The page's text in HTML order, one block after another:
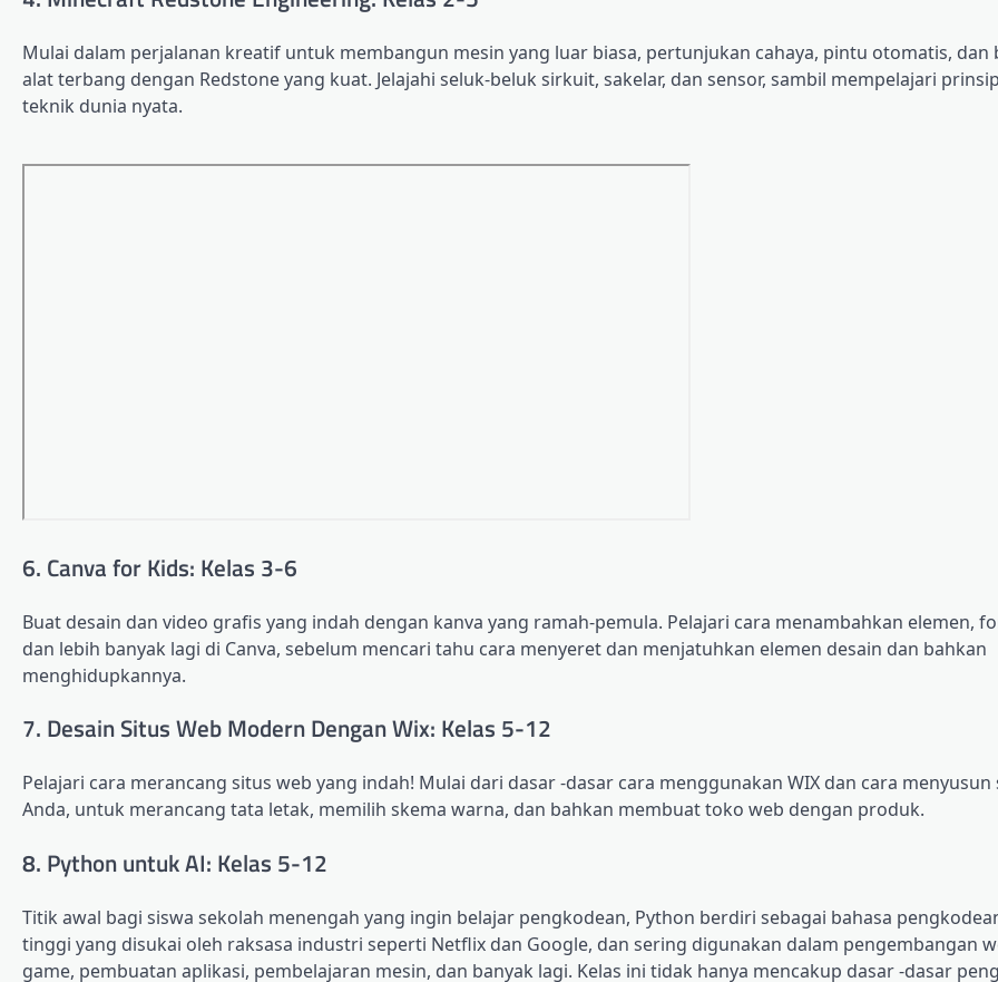
Mulai dalam perjalanan kreatif untuk membangun mesin yang luar biasa, pertunjukan cahaya, pintu otomatis, dan
alat terbang dengan Redstone yang kuat. Jelajahi seluk-beluk sirkuit, sakelar, dan sensor, sambil mempelajari
teknik dunia nyata.
6. Canva for Kids: Kelas 3-6
Buat desain dan video grafis yang indah dengan kanva yang ramah-pemula. Pelajari cara menambahkan elemen,
dan lebih banyak lagi di Canva, sebelum mencari tahu cara menyeret dan menjatuhkan elemen desain dan bahkan
menghidupkannya.
7. Desain Situs Web Modern Dengan Wix: Kelas 5-12
Pelajari cara merancang situs web yang indah! Mulai dari dasar -dasar cara menggunakan WIX dan cara menyusun
Anda, untuk merancang tata letak, memilih skema warna, dan bahkan membuat toko web dengan produk.
8. Python untuk AI: Kelas 5-12
Titik awal bagi siswa sekolah menengah yang ingin belajar pengkodean, Python berdiri sebagai bahasa
tinggi yang disukai oleh raksasa industri seperti Netflix dan Google, dan sering digunakan dalam pengembangan
game, pembuatan aplikasi, pembelajaran mesin, dan banyak lagi. Kelas ini tidak hanya mencakup dasar -dasar